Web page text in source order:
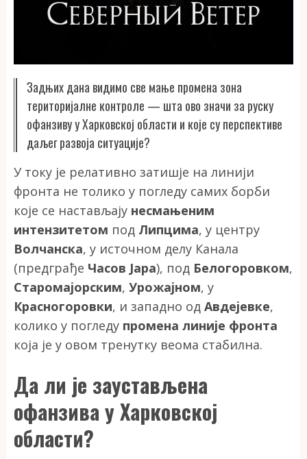
Задњих дана видимо све мање промена зона
територијалне контроле — шта ово значи за руску
офанзиву у Харковској области и које су перспективе
даљег развоја ситуације?
У току је релативно затишје на линији
фронта не толико у погледу самих борби
које се настављају несмањеним
интензитетом под Липцима, у центру
Волчанска, у источном делу Канала
(предграђе Часов Јара), под Белогоровком,
Старомајорским, Урожајном, у
Красногоровки, и западно од Авдејевке,
колико у погледу промена линије фронта
која је у овом тренутку веома стабилна.
Да ли је заустављена
офанзива у Харковској
области?